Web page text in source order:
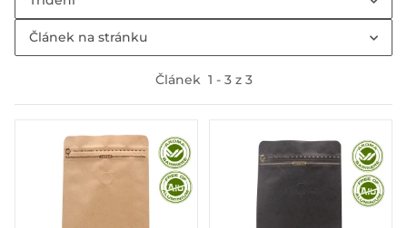
Článek na stránku
Článek 1 - 3z 3